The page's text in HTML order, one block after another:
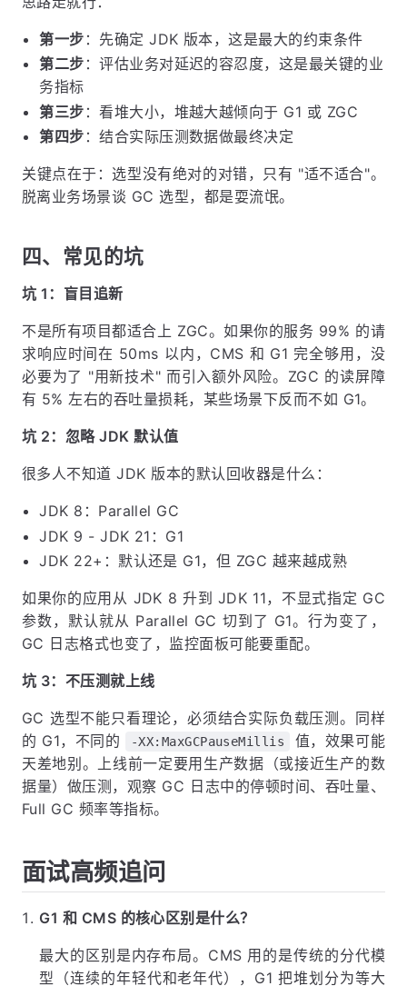
第一步 ：先确定 JDK 版本，这是最大的约束条件
第二步 ：评估业务对延迟的容忍度，这是最关键的业
务指标
第三步 ：看堆大小，堆越大越倾向于 G1 或 ZGC
第四步 ：结合实际压测数据做最终决定
关键点在于：选型没有绝对的对错，只有 "适不适合"。
脱离业务场景谈 GC 选型，都是耍流氓。
四、常见的坑
坑 1：盲目追新
不是所有项目都适合上 ZGC。如果你的服务 99% 的请
求响应时间在 50ms 以内，CMS 和 G1 完全够用，没
必要为了 "用新技术" 而引入额外风险。ZGC 的读屏障
有 5% 左右的吞吐量损耗，某些场景下反而不如 G1。
坑 2：忽略 JDK 默认值
很多人不知道 JDK 版本的默认回收器是什么：
JDK 8：Parallel GC
JDK 9 - JDK 21：G1
JDK 22+：默认还是 G1，但 ZGC 越来越成熟
如果你的应用从 JDK 8 升到 JDK 11，不显式指定 GC
参数，默认就从 Parallel GC 切到了 G1。行为变了，
GC 日志格式也变了，监控面板可能要重配。
坑 3：不压测就上线
GC 选型不能只看理论，必须结合实际负载压测。同样
的 G1，不同的
-XX:MaxGCPauseMillis
值，效果可能
天差地别。上线前一定要用生产数据（或接近生产的数
据量）做压测，观察 GC 日志中的停顿时间、吞吐量、
Full GC 频率等指标。
面试高频追问
G1 和 CMS 的核心区别是什么？
最大的区别是内存布局。CMS 用的是传统的分代模
型（连续的年轻代和老年代），G1 把堆划分为等大